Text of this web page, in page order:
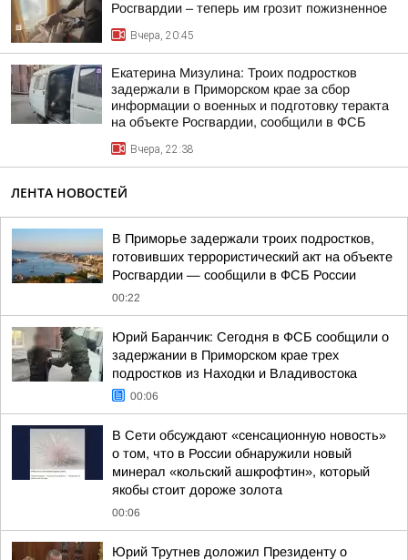
Росгвардии – теперь им грозит пожизненное
Вчера, 20:45
Екатерина Мизулина: Троих подростков
задержали в Приморском крае за сбор
информации о военных и подготовку теракта
на объекте Росгвардии, сообщили в ФСБ
Вчера, 22:38
ЛЕНТА НОВОСТЕЙ
В Приморье задержали троих подростков,
готовивших террористический акт на объекте
Росгвардии — сообщили в ФСБ России
00:22
Юрий Баранчик: Сегодня в ФСБ сообщили о
задержании в Приморском крае трех
подростков из Находки и Владивостока
00:06
В Сети обсуждают «сенсационную новость»
о том, что в России обнаружили новый
минерал «кольский ашкрофтин», который
якобы стоит дороже золота
00:06
Юрий Трутнев доложил Президенту о